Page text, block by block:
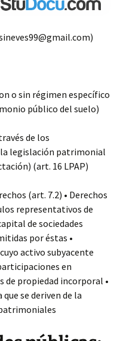
o sin régimen específico
público del suelo)
de los
legislación patrimonial
(art. 16 LPAP)
(art. 7.2) • Derechos
representativos de
de sociedades
por éstas •
activo subyacente
en
de propiedad incorporal •
se deriven de la